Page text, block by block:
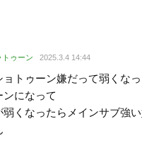
ゥーン 2025.3.4 14:44
ョトゥーン嫌だって弱くな
ンになって
弱くなったらメインサブ強